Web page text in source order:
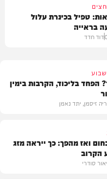
טפיל בכינרת עלול
בראייה
דוד חדד
הפחד בליכוד, הקרבות בימין
זיסמן, יתד נאמן
ואז מהפך: כך ייראה מזג
הקרוב
סודרי